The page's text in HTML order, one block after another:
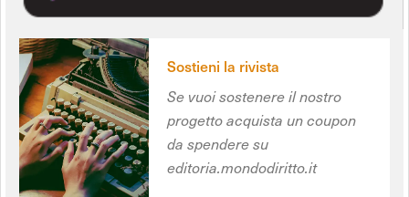
Sostieni la rivista
Se vuoi sostenere il nostro
progetto acquista un coupon
da spendere su
editoria.mondodiritto.it